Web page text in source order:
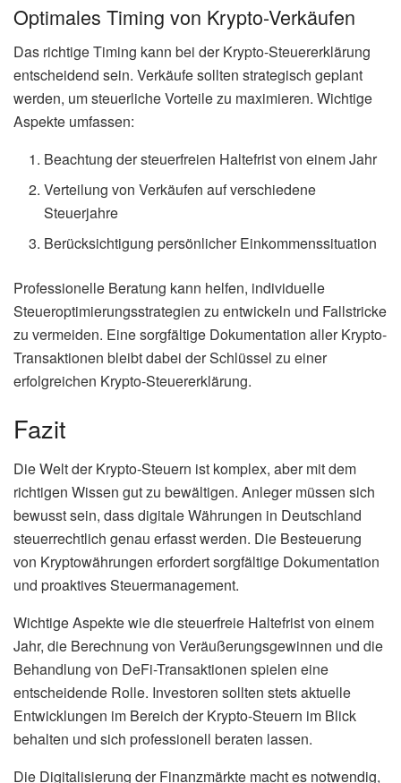
Optimales Timing von Krypto-Verkäufen
Das richtige Timing kann bei der Krypto-Steuererklärung
entscheidend sein. Verkäufe sollten strategisch geplant
werden, um steuerliche Vorteile zu maximieren. Wichtige
Aspekte umfassen:
Beachtung der steuerfreien Haltefrist von einem Jahr
Verteilung von Verkäufen auf verschiedene
Steuerjahre
Berücksichtigung persönlicher Einkommenssituation
Professionelle Beratung kann helfen, individuelle
Steueroptimierungsstrategien zu entwickeln und Fallstricke
zu vermeiden. Eine sorgfältige Dokumentation aller Krypto-
Transaktionen bleibt dabei der Schlüssel zu einer
erfolgreichen Krypto-Steuererklärung.
Fazit
Die Welt der Krypto-Steuern ist komplex, aber mit dem
richtigen Wissen gut zu bewältigen. Anleger müssen sich
bewusst sein, dass digitale Währungen in Deutschland
steuerrechtlich genau erfasst werden. Die Besteuerung
von Kryptowährungen erfordert sorgfältige Dokumentation
und proaktives Steuermanagement.
Wichtige Aspekte wie die steuerfreie Haltefrist von einem
Jahr, die Berechnung von Veräußerungsgewinnen und die
Behandlung von DeFi-Transaktionen spielen eine
entscheidende Rolle. Investoren sollten stets aktuelle
Entwicklungen im Bereich der Krypto-Steuern im Blick
behalten und sich professionell beraten lassen.
Die Digitalisierung der Finanzmärkte macht es notwendig,